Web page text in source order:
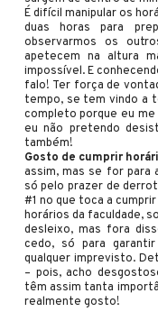
É difícil manipular os
duas horas para
observarmos os
apetecem na altura
impossível. E
falo! Ter força de
tempo, se tem vindo a
completo porque eu
eu não pretendo
também!
Gosto de cumprir
assim, mas se for para
só pelo prazer de
#1 no que toca a
horários da faculdade,
desleixo, mas fora
cedo, só para
qualquer imprevisto.
– pois, acho
têm assim tanta
realmente gosto!